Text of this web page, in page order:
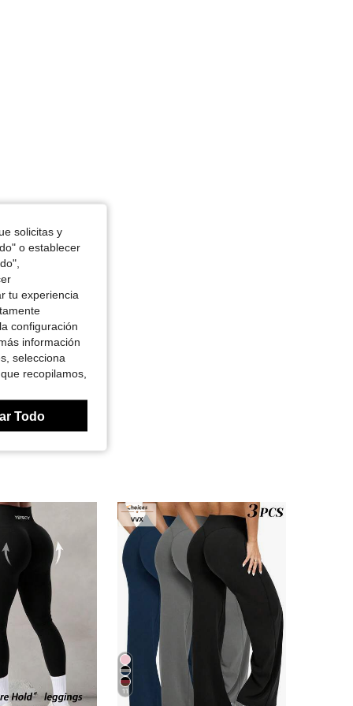
11
solicitas y
o establecer
tu experiencia
configuración
información
selecciona
recopilamos,
Todo